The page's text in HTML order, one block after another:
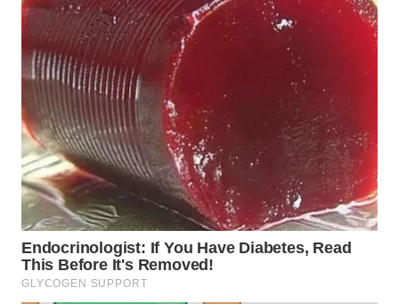
WN
WN
KALTIM
WN
SULSEL
WN
GORONTALO
WN
SULUT